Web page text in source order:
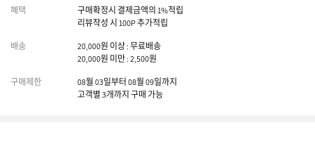
혜택
구매확정시 결제금액의 1%적립
리뷰작성 시 100P 추가적립
배송
20,000원 이상 : 무료배송
20,000원 미만 : 2,500원
구매제한
08월 03일부터 08월 09일까지
고객별 3개까지 구매 가능